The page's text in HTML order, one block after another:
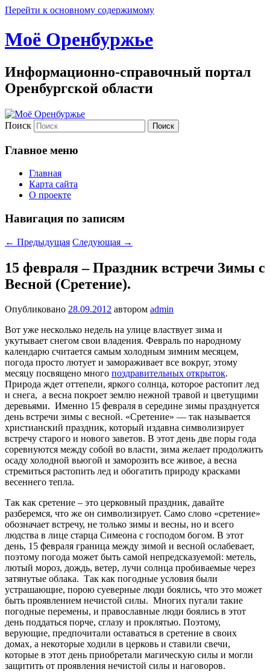
Перейти к основному содержимому
Моё Оренбуржье
Информационно-справочный портал
Оренбургской области
Поиск
Главное меню
Главная
Карта сайта
О проекте
Навигация по записям
← Предыдущая Следующая →
15 февраля – Праздник встречи Зимы с
Весной (Сретение).
Опубликовано 28.09.2012 автором admin
Вот уже несколько недель на улице властвует зима и
укутывает снегом свои владения. Февраль по народному
календарю считается самым холодным зимним месяцем,
погода просто лютует и замораживает все вокруг, этому
месяцу посвящено много поздравительных открыток.
Природа ждет оттепели, яркого солнца, которое растопит лед
и снега, а весна покроет землю нежной травой и цветущими
деревьями. Именно 15 февраля в середине зимы празднуется
день встречи зимы с весной. «Сретение» — так называется
христианский праздник, который издавна символизирует
встречу старого и нового заветов. В этот день две поры года
соревнуются между собой во власти, зима желает продолжить
осаду холодной вьюгой и заморозить все живое, а весна
стремиться растопить лед и обогатить природу красками
весеннего тепла.
Так как сретение – это церковный праздник, давайте
разберемся, что же он символизирует. Само слово «сретение»
обозначает встречу, не только зимы и весны, но и всего
людства в лице старца Симеона с господом богом. В этот
день, 15 февраля граница между зимой и весной ослабевает,
поэтому погода может быть самой непредсказуемой: метель,
лютый мороз, дождь, ветер, лучи солнца пробиваемые через
затянутые облака. Так как погодные условия были
устрашающие, порою суеверные люди боялись, что это может
быть проявлением нечистой силы. Многих пугали такие
погодные перемены, и православные люди боялись в этот
день поддаться порче, сглазу и проклятью. Поэтому,
верующие, предпочитали оставаться в сретение в своих
домах, а некоторые ходили в церковь и ставили свечи,
которые в этот день приобретали магическую силы и могли
защитить от проявления нечистой силы и наговоров.